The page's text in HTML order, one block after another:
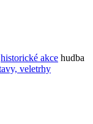
historické akce hudba
veletrhy